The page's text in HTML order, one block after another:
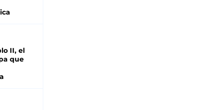
II, el
que